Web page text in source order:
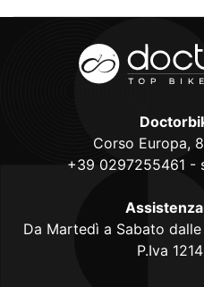
Corso Europa,
+39 0297255461 -
Da Martedì a Sabato
P.Iva